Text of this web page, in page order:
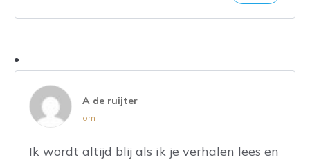
A de ruijter
om
Ik wordt altijd blij als ik je verhalen lees en